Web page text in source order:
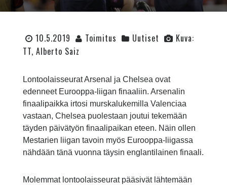
10.5.2019 Toimitus Uutiset
Kuva:
TT, Alberto Saiz
Lontoolaisseurat Arsenal ja Chelsea ovat
edenneet Eurooppa-liigan finaaliin. Arsenalin
finaalipaikka irtosi murskalukemilla Valenciaa
vastaan, Chelsea puolestaan joutui tekemään
täyden päivätyön finaalipaikan eteen. Näin ollen
Mestarien liigan tavoin myös Eurooppa-liigassa
nähdään tänä vuonna täysin englantilainen finaali.
Molemmat lontoolaisseurat pääsivät lähtemään